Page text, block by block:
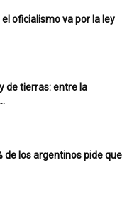
oficialismo va por la ley
de tierras: entre la
de los argentinos pide que